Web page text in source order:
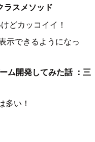
スメソッド
どカッコイイ！
示できるようになっ
ム開発してみた話 ：三
多い！